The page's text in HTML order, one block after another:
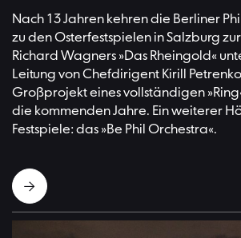
Nach 13 Jahren kehren die Berliner
zu den Osterfestspielen in Salzburg
Richard Wagners »Das Rheingold«
Leitung von Chefdirigent Kirill
Großprojekt eines vollständigen
die kommenden Jahre. Ein weiterer
Festspiele: das »Be Phil Orchestra«.